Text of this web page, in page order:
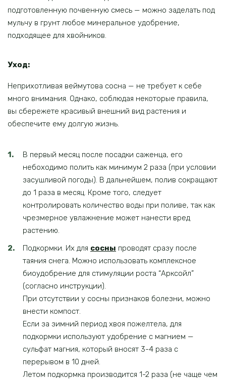
подготовленную почвенную смесь — можно заделать под
мульчу в грунт любое минеральное удобрение,
подходящее для хвойников.
Уход:
Неприхотливая веймутова сосна — не требует к себе
много внимания. Однако, соблюдая некоторые правила,
вы сбережете красивый внешний вид растения и
обеспечите ему долгую жизнь.
В первый месяц после посадки саженца, его
небоходимо полить как минимум 2 раза (при условии
засушливой погоды). В дальнейшем, полив сокращают
до 1 раза в месяц. Кроме того, следует
контролировать количество воды при поливе, так как
чрезмерное увлажнение может нанести вред
растению.
Подкормки. Их для сосны проводят сразу после
таяния снега. Можно использовать комплексное
биоудобрение для стимуляции роста “Арксойл”
(согласно инструкции).
При отсутствии у сосны признаков болезни, можно
внести компост.
Если за зимний период хвоя пожелтела, для
подкормки используют удобрение с магнием —
сульфат магния, который вносят 3-4 раза с
перерывом в 10 дней.
Летом подкормка производится 1-2 раза (не чаще чем